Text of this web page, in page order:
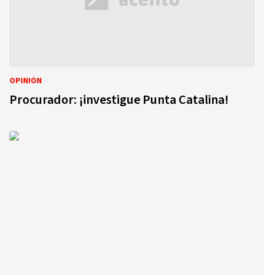
OPINIÓN
Procurador: ¡investigue Punta Catalina!